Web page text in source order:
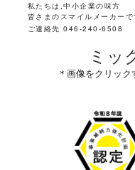
私たちは,中小企業の味方
皆さまのスマイルメーカーで
ご連絡先 046-240-6508
ミッ
＊画像をクリック